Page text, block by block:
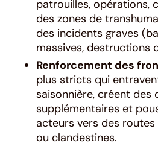
patrouilles, opérations,
des zones de
des incidents graves
massives, destructions
Renforcement des
plus stricts qui
saisonnière, créent des
supplémentaires et
acteurs vers des routes
ou clandestines.